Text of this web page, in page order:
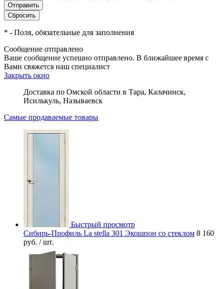
* - Поля, обязательные для заполнения
Сообщение отправлено
Ваше сообщение успешно отправлено. В ближайшее время с
Вами свяжется наш специалист
Закрыть окно
Доставка по Омской области в Тара, Калачинск,
Исилькуль, Называевск
Самые продаваемые товары
Быстрый просмотр
Сибирь-Профиль La stella 301 Экошпон со стеклом 8 160
руб. / шт.